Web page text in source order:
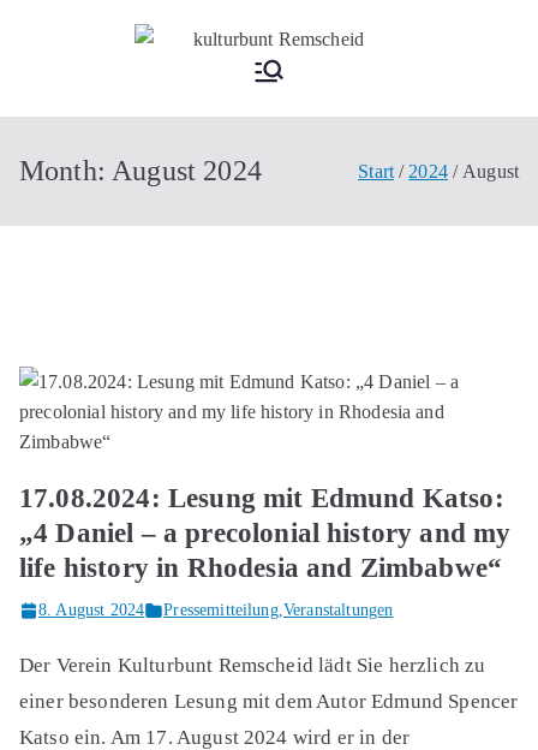
rbun
t
d
Month: August 2024 Start 2024 August
17.08.2024: Lesung mit Edmund Katso:
„4 Daniel – a precolonial history and my
life history in Rhodesia and Zimbabwe“
8. August 2024 Pressemitteilung,Veranstaltungen
Der Verein Kulturbunt Remscheid lädt Sie herzlich zu
einer besonderen Lesung mit dem Autor Edmund Spencer
Katso ein. Am 17. August 2024 wird er in der